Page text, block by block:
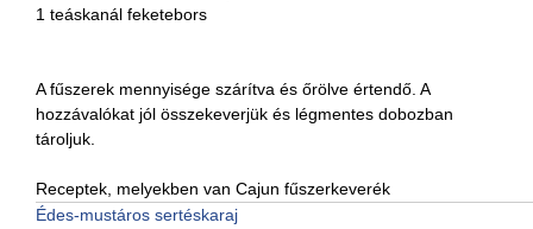
1 teáskanál feketebors
A fűszerek mennyisége szárítva és őrölve értendő. A
hozzávalókat jól összekeverjük és légmentes dobozban
tároljuk.
Receptek, melyekben van Cajun fűszerkeverék
Édes-mustáros sertéskaraj